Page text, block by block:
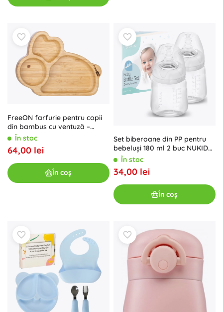
FreeON farfurie pentru copii
din bambus cu ventuză –
Iepuraș
În stoc
64,00 lei
În coș
Set biberoane din PP pentru
bebeluși 180 ml 2 buc NUKIDO
cu tetină din silicon dinamică
În stoc
34,00 lei
În coș